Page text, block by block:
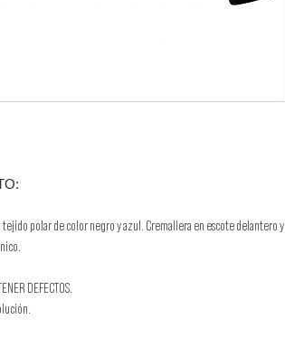
tejido polar de color negro y azul. Cremallera en escote delantero y
DEFECTOS.